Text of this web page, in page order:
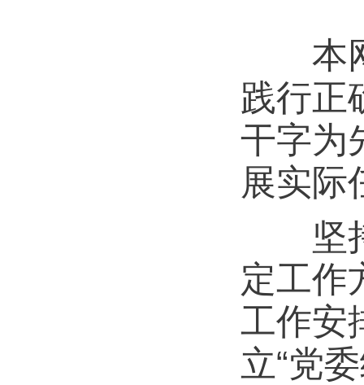
本网
践行正
干字为
展实际
坚持
定工作
工作安
立“党